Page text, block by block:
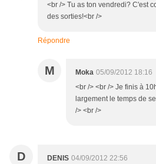
<br /> Tu as ton vendredi? C'est
des sorties!<br />
Répondre
M Moka 05/09/2012 18:16
<br /> <br /> Je finis à
largement le temps de
/> <br />
D DENIS 04/09/2012 22:56